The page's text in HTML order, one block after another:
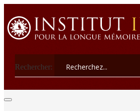
Rechercher: